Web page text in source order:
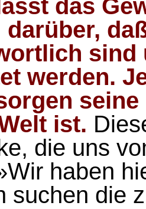
das
darüber,
sind
werden.
ist.
die uns
haben
suchen die